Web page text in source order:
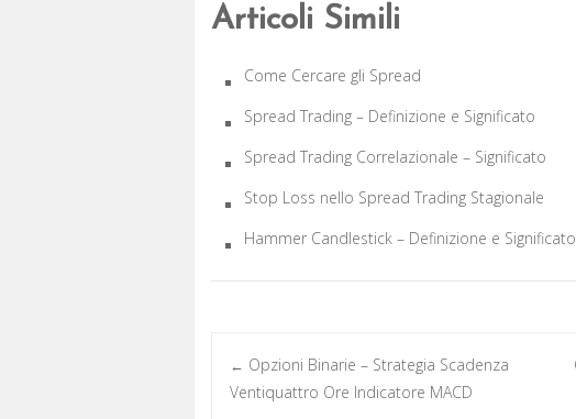
Articoli Simili
Come Cercare gli Spread
Spread Trading – Definizione e Significato
Spread Trading Correlazionale – Significato
Stop Loss nello Spread Trading Stagionale
Hammer Candlestick – Definizione e Significato
Post
← Opzioni Binarie – Strategia Scadenza
Ventiquattro Ore Indicatore MACD